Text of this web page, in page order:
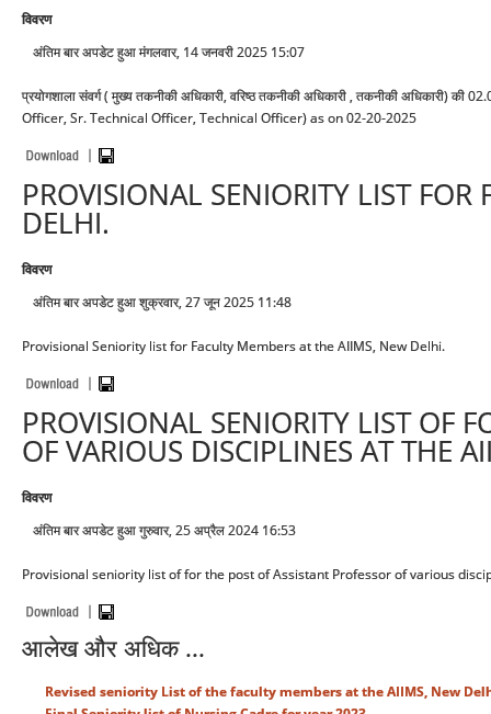
विवरण
अंतिम बार अपडेट हुआ मंगलवार, 14 जनवरी 2025 15:07
प्रयोगशाला संवर्ग ( मुख्य तकनीकी अधिकारी, वरिष्ठ तकनीकी अधिकारी , तकनीकी
Officer, Sr. Technical Officer, Technical Officer) as on 02-20-2025
PROVISIONAL SENIORITY LIST
DELHI.
विवरण
अंतिम बार अपडेट हुआ शुक्रवार, 27 जून 2025 11:48
Provisional Seniority list for Faculty Members at the AIIMS, New Delhi.
PROVISIONAL SENIORITY LIST OF
OF VARIOUS DISCIPLINES AT THE
विवरण
अंतिम बार अपडेट हुआ गुरुवार, 25 अप्रैल 2024 16:53
Provisional seniority list of for the post of Assistant Professor of various
आलेख और अधिक ...
Revised seniority List of the faculty members at the AIIMS, New